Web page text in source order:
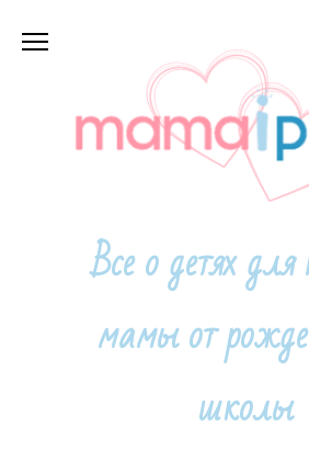
Все о детях
мамы от
школы